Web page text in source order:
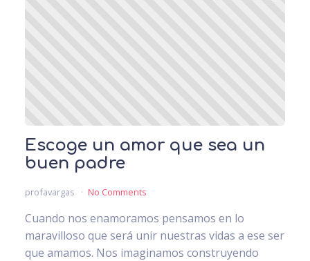
Escoge un amor que sea un
buen padre
profavargas No Comments
Cuando nos enamoramos pensamos en lo
maravilloso que será unir nuestras vidas a ese ser
que amamos. Nos imaginamos construyendo